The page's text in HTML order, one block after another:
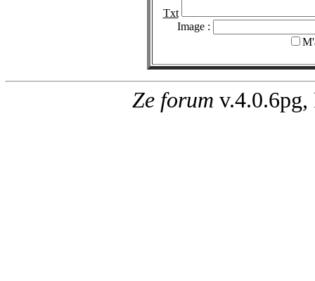
Txt
Image :
Ze forum